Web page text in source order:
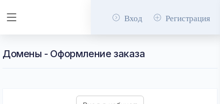
Вход Регистрация
Домены - Оформление заказа